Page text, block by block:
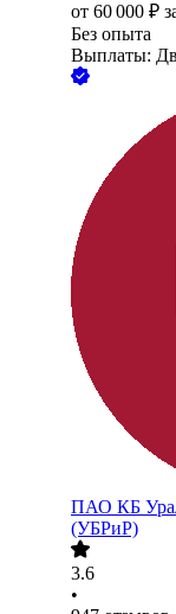
от 60 000 ₽
Без опыта
Выплаты:
ПАО КБ
(УБРиР)
3.6
•